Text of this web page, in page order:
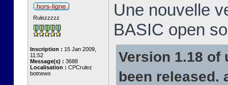
Rulezzzzz
Inscription : 15 Jan 2009,
11:52
Message(s) : 3688
Localisation : CPCrulez
botnews
Une nouvelle
BASIC open
Version 1.18 of
been released.